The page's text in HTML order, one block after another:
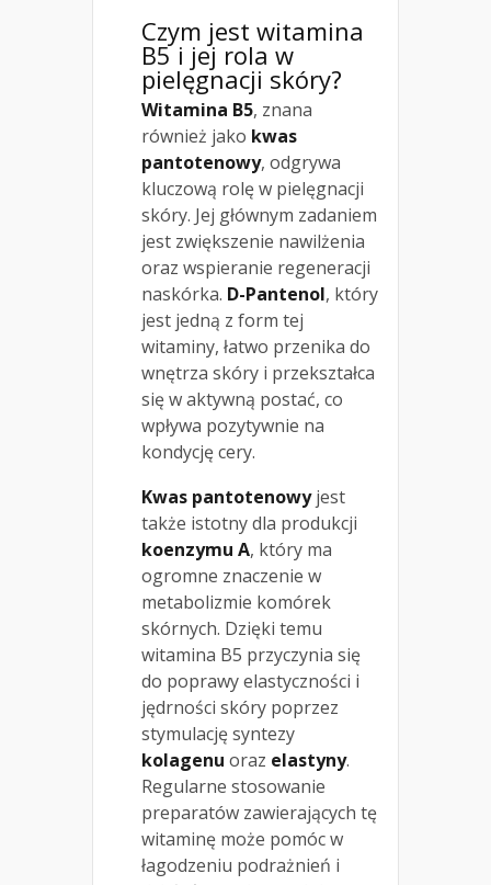
Czym jest witamina
B5 i jej rola w
pielęgnacji skóry?
Witamina B5, znana
również jako kwas
pantotenowy, odgrywa
kluczową rolę w pielęgnacji
skóry. Jej głównym zadaniem
jest zwiększenie nawilżenia
oraz wspieranie regeneracji
naskórka. D-Pantenol, który
jest jedną z form tej
witaminy, łatwo przenika do
wnętrza skóry i przekształca
się w aktywną postać, co
wpływa pozytywnie na
kondycję cery.
Kwas pantotenowyjest
także istotny dla produkcji
koenzymu A, który ma
ogromne znaczenie w
metabolizmie komórek
skórnych. Dzięki temu
witamina B5 przyczynia się
do poprawy elastyczności i
jędrności skóry poprzez
stymulację syntezy
kolagenu oraz elastyny.
Regularne stosowanie
preparatów zawierających tę
witaminę może pomóc w
łagodzeniu podrażnień i